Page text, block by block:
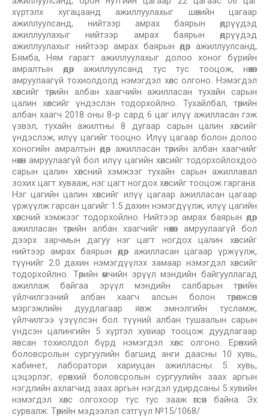
хүртэлх хугацаанд ажиллуулахыг шөнийн цагаар
ажиллуулсанд, нийтээр амрах баярын өдрүүдэд
ажиллуулахыг нийтээр амрах баярын өдрүүдэд
ажиллуулахыг нийтээр амрах баярын өдөр ажиллуулсанд,
Бямба, Ням гарагт ажиллуулахыг долоо хоног бүрийн
амралтын өдөр ажиллуулсанд тус тус тооцож, нөхөн
амруулаагүй тохиолдолд нэмэгдэл хөлс олгоно. Нэмэгдэл
хөлсийг төрийн албан хаагчийн ажилласан тухайн сарын
цалин хөлсийг үндэслэн тодорхойлно. Тухайлбал, төрийн
албан хаагч 2018 оны 8-р сард 6 цаг илүү ажилласан гэж
үзвэл, тухайн ажилтны 8 дугаар сарын цалин хөлсийг
үндэслэж, илүү цагийг тооцно. Илүү цагаар болон долоо
хоногийн амралтын өдөр ажилласан төрийн албан хаагчийг
нөхөн амруулаагүй бол илүү цагийн хөлсийг тодорхойлохдоо
сарын цалин хөлсний хэмжээг тухайн сарын ажиллавал
зохих цагт хувааж, нэг цагт ногдох хөлсийг тооцож гаргана.
Нэг цагийн цалин хөлсийг илүү цагаар ажилласан цагаар
үржүүлж гарсан цагийг 1.5 дахин нэмэгдүүлж, илүү цагийн
хөлсний хэмжээг тодорхойлно. Нийтээр амрах баярын өдөр
ажилласан төрийн албан хаагчийг нөхөн амруулаагүй бол
дээрх зарчмын дагуу нэг цагт ногдох цалин хөлсийг
нийтээр амрах баярын өдөр ажилласан цагаар үржүүлж,
түүнийг 2.0 дахин нэмэгдүүлэх замаар нэмэгдэл хөлсийг
тодорхойлно. Төрийн өмчийн эрүүл мэндийн байгууллагад
ажиллаж байгаа эрүүл мэндийн салбарын төрийн
үйлчилгээний албан хаагч алсын болон төрөлжсөн
мэргэжлийн дуудлагаар явж эмнэлгийн тусламж,
үйлчилгээ үзүүлсэн бол түүний албан тушаалын сарын
үндсэн цалингийн 5 хүртэл хувиар тооцож дуудлагаар
явсан тохиолдол бүрд нэмэгдэл хөлс олгоно. Ерөнхий
боловсролын сургуулийн багшид анги даасны 10 хувь,
кабинет, лаборатори хариуцан ажилласны 5 хувь,
цэцэрлэг, ерөнхий боловсролын сургуулийн заах аргын
нэгдлийн ахлагчид заах аргын нэгдэл удирдсаны 5 хувийн
нэмэгдэл хөлс олгохоор тус тус зааж өгсөн байна. Эх
сурвалж: Төрийн мэдээлэл сэтгүүл №15/1068/